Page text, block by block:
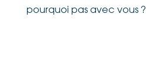
pourquoi pas avec vous ?